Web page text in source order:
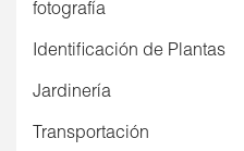
fotografía
Identificación de Plantas
Jardinería
Transportación